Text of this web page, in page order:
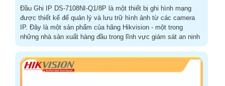
Đầu Ghi IP DS-7108NI-Q1/8P là một thiết bị ghi hình mạng
được thiết kế để quản lý và lưu trữ hình ảnh từ các camera
IP. Đây là một sản phẩm của hãng Hikvision - một trong
những nhà sản xuất hàng đầu trong lĩnh vực giám sát an ninh